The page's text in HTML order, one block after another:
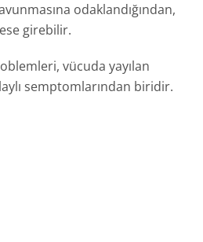
odaklandığından,
girebilir.
vücuda yayılan
semptomlarından biridir.